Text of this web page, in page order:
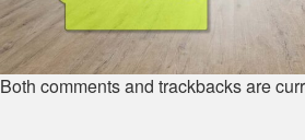
Both comments and trackbacks are